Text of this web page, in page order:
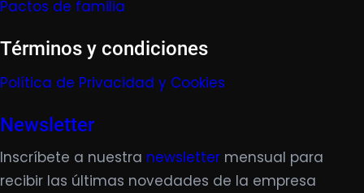
Pactos de familia
Términos y condiciones
Política de Privacidad y Cookies
Newsletter
Inscríbete a nuestra newsletter mensual para
recibir las últimas novedades de la empresa